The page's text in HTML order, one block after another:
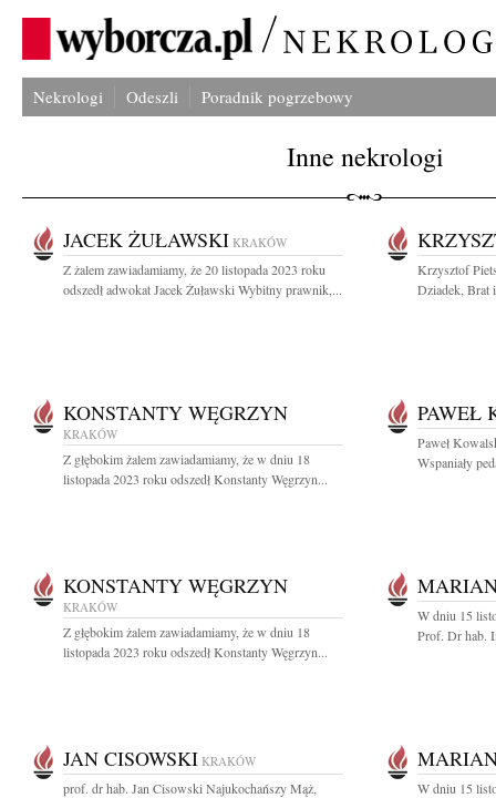
Nekrologi Odeszli Poradnik pogrzebowy
Inne nekrologi
JACEK ŻUŁAWSKI KRAKÓW
Z żalem zawiadamiamy, że 20 listopada 2023 roku
odszedł adwokat Jacek Żuławski Wybitny prawnik,...
Krzysztof
Dziadek, Brat
KONSTANTY WĘGRZYN
KRAKÓW
Z głębokim żalem zawiadamiamy, że w dniu 18
listopada 2023 roku odszedł Konstanty Węgrzyn...
PAWEŁ
Paweł
Wspaniały
KONSTANTY WĘGRZYN
KRAKÓW
Z głębokim żalem zawiadamiamy, że w dniu 18
listopada 2023 roku odszedł Konstanty Węgrzyn...
W dniu 15
Prof. Dr hab.
JAN CISOWSKI KRAKÓW
prof. dr hab. Jan Cisowski Najukochańszy Mąż,
W dniu 15